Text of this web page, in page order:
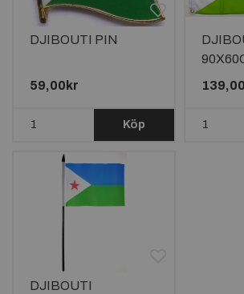
DJIBOUTI PIN
59,00kr
Köp
DJIBOUTI